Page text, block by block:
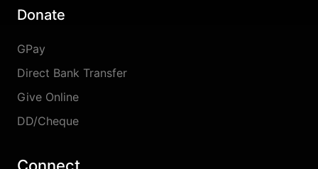
Donate
GPay
Direct Bank Transfer
Give Online
DD/Cheque